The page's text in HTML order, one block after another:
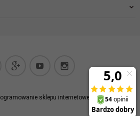
sklepu internetowego RedCart.pl